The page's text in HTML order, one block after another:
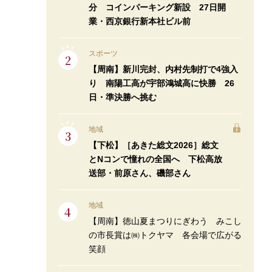
分 コインパーキング新設 27日開
業・西京銀行新本社ビル前
スポーツ
【周南】新川完封、内村先制打で4強入
り 南陽工高が宇部鴻城高に快勝 26
日・準決勝へ挑む
地域
【下松】［あきた総文2026］総文
とNコンで憧れの全国へ 下松高放
送部・前原さん、磯部さん
地域
【周南】徳山夏まつりにぎわう みこし
の市長賞は㈱トクヤマ 各会場で広がる
笑顔